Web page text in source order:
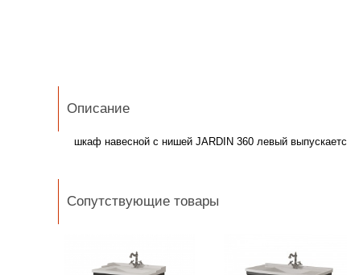
Описание
шкаф навесной с нишей JARDIN 360 левый в
Сопутствующие товары